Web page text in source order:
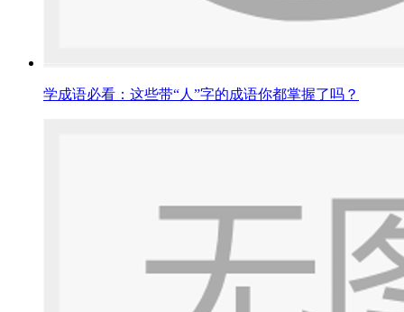
学成语必看：这些带“人”字的成语你都掌握了吗？